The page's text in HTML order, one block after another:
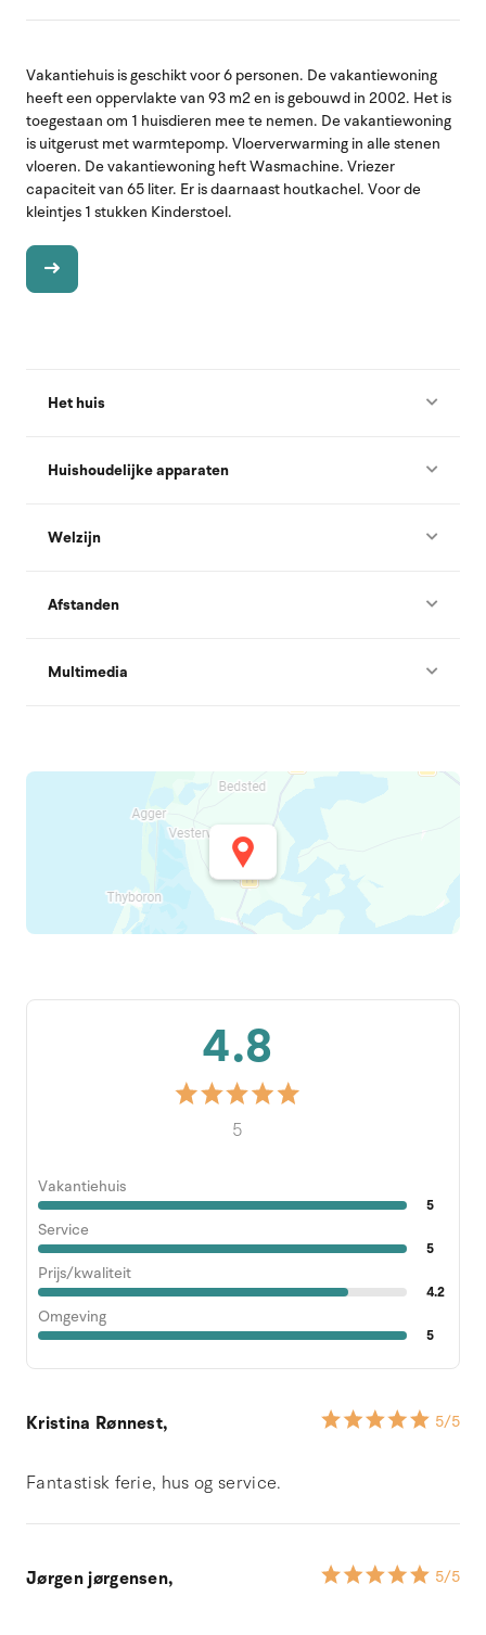
Vakantiehuis is geschikt voor 6 personen. De vakantiewoning
heeft een oppervlakte van 93 m2 en is gebouwd in 2002. Het is
toegestaan om 1 huisdieren mee te nemen. De vakantiewoning
is uitgerust met warmtepomp. Vloerverwarming in alle stenen
vloeren. De vakantiewoning heft Wasmachine. Vriezer
capaciteit van 65 liter. Er is daarnaast houtkachel. Voor de
kleintjes 1 stukken Kinderstoel.
Het huis
Huishoudelijke apparaten
Welzijn
Afstanden
Multimedia
4.8
5
Vakantiehuis
5
Service
5
Prijs/kwaliteit
4.2
Omgeving
5
Kristina Rønnest, 5/5
Fantastisk ferie, hus og service.
Jørgen jørgensen, 5/5